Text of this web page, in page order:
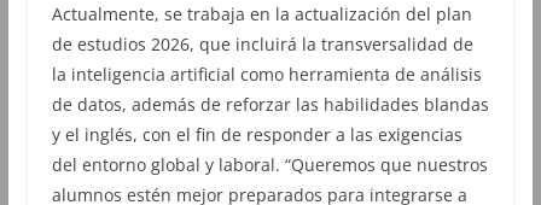
Actualmente, se trabaja en la actualización del plan
de estudios 2026, que incluirá la transversalidad de
la inteligencia artificial como herramienta de análisis
de datos, además de reforzar las habilidades blandas
y el inglés, con el fin de responder a las exigencias
del entorno global y laboral. “Queremos que nuestros
alumnos estén mejor preparados para integrarse a